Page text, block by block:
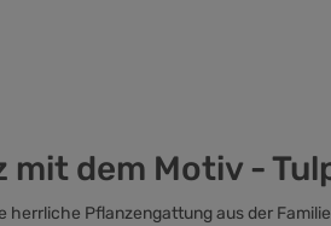
dem Motiv -
herrliche Pflanzengattung aus der